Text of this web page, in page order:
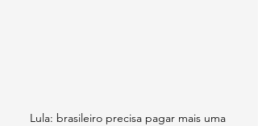
Lula: brasileiro precisa pagar mais uma